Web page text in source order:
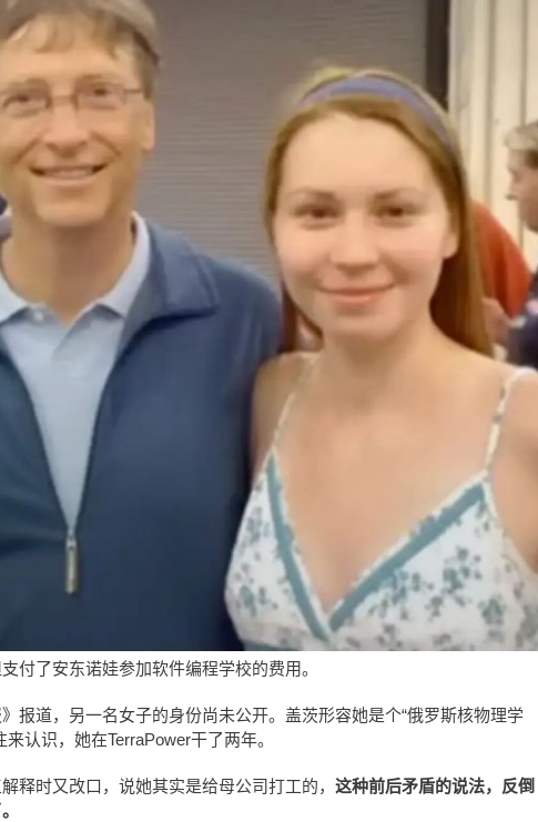
付了安东诺娃参加软件编程学校的费用。
报道，另一名女子的身份尚未公开。盖茨形容她是个“俄罗斯核物理学
认识，她在TerraPower干了两年。
释时又改口，说她其实是给母公司打工的， 这种前后矛盾的说法，反倒